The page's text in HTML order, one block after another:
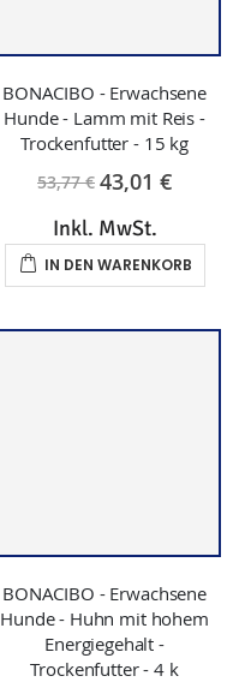
BONACIBO - Erwachsene
Hunde - Lamm mit Reis -
Trockenfutter - 15 kg
53,77 € 43,01 €
Inkl. MwSt.
IN DEN WARENKORB
BONACIBO - Erwachsene
Hunde - Huhn mit hohem
Energiegehalt -
Trockenfutter - 4 k